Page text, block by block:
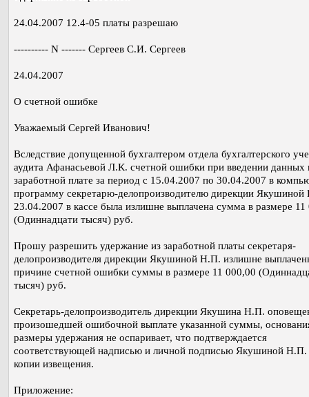
24.04.2007 12.4-05 платы разрешаю
---------- N ------- Сергеев С.И. Сергеев
24.04.2007
О счетной ошибке
Уважаемый Сергей Иванович!
Вследствие допущенной бухгалтером отдела бухгалтерского
аудита Афанасьевой Л.К. счетной ошибки при введении данных
заработной плате за период с 15.04.2007 по 30.04.2007 в
программу секретарю-делопроизводителю дирекции
23.04.2007 в кассе была излишне выплачена сумма в размере 11
(Одиннадцати тысяч) руб.
Прошу разрешить удержание из заработной платы секретаря-
делопроизводителя дирекции Якушиной Н.П. излишне
причине счетной ошибки суммы в размере 11 000,00
тысяч) руб.
Секретарь-делопроизводитель дирекции Якушина Н.П.
произошедшей ошибочной выплате указанной суммы,
размеры удержания не оспаривает, что подтверждается
соответствующей надписью и личной подписью Якушиной Н.П.
копии извещения.
Приложение: